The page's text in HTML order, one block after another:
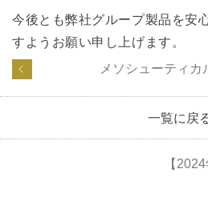
今後とも弊社グループ製品を安
すようお願い申し上げます。
メソシューティカ
一覧に戻
【